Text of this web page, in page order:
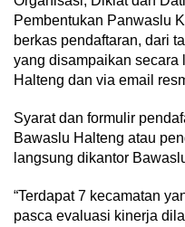
Pembentukan Panwaslu
berkas pendaftaran, dari
yang disampaikan secara
Halteng dan via email
Syarat dan formulir
Bawaslu Halteng atau
langsung dikantor
“Terdapat 7 kecamatan
pasca evaluasi kinerja